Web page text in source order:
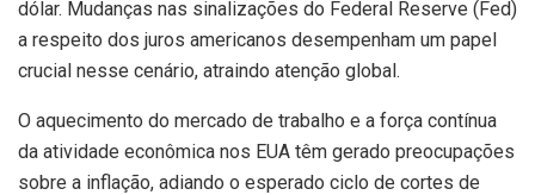
dólar. Mudanças nas sinalizações do Federal Reserve (Fed)
a respeito dos juros americanos desempenham um papel
crucial nesse cenário, atraindo atenção global.
O aquecimento do mercado de trabalho e a força contínua
da atividade econômica nos EUA têm gerado preocupações
sobre a inflação, adiando o esperado ciclo de cortes de